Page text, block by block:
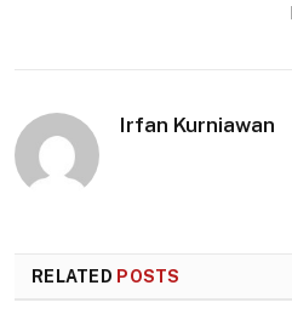
Irfan Kurniawan
RELATED POSTS